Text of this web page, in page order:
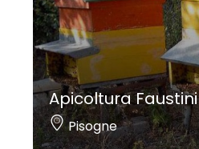
Apicoltura Faustini
Pisogne